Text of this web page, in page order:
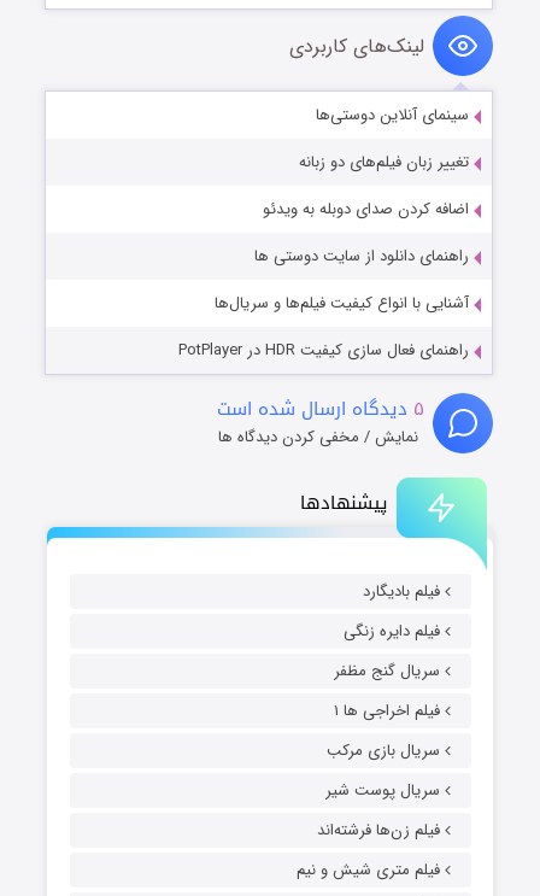
پیشنهادها
فیلم بادیگارد
فیلم دایره زنگی
سریال گنج مظفر
فیلم اخراجی ها ۱
سریال بازی مرکب
سریال پوست شیر
فیلم زن‌ها فرشته‌اند
فیلم متری شیش و نیم
لینک‌های کاربردی
سینمای آنلاین دوستی‌ها
تغییر زبان فیلم‌های دو زبانه
اضافه کردن صدای دوبله به ویدئو
راهنمای دانلود از سایت دوستی ها
آشنایی با انواع کیفیت فیلم‌ها و سریال‌ها
راهنمای فعال سازی کیفیت HDR در PotPlayer
۵ دیدگاه ارسال شده است
نمایش / مخفی کردن دیدگاه ها